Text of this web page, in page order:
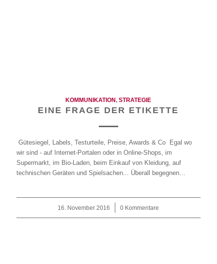
KOMMUNIKATION ,STRATEGIE
EINE FRAGE DER ETIKETTE
Gütesiegel, Labels, Testurteile, Preise, Awards & Co Egal wo
wir sind - auf Internet-Portalen oder in Online-Shops, im
Supermarkt, im Bio-Laden, beim Einkauf von Kleidung, auf
technischen Geräten und Spielsachen... Überall begegnen…
16. November 2016
/ 0 Kommentare